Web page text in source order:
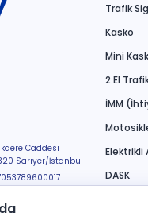
Caddesi
Sarıyer/İstanbul
Trafik
Kasko
Mini
2.El
İMM
Elektrikli
DASK